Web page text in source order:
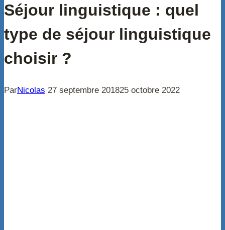
Séjour linguistique : quel
type de séjour linguistique
choisir ?
ParNicolas 27 septembre 201825 octobre 2022